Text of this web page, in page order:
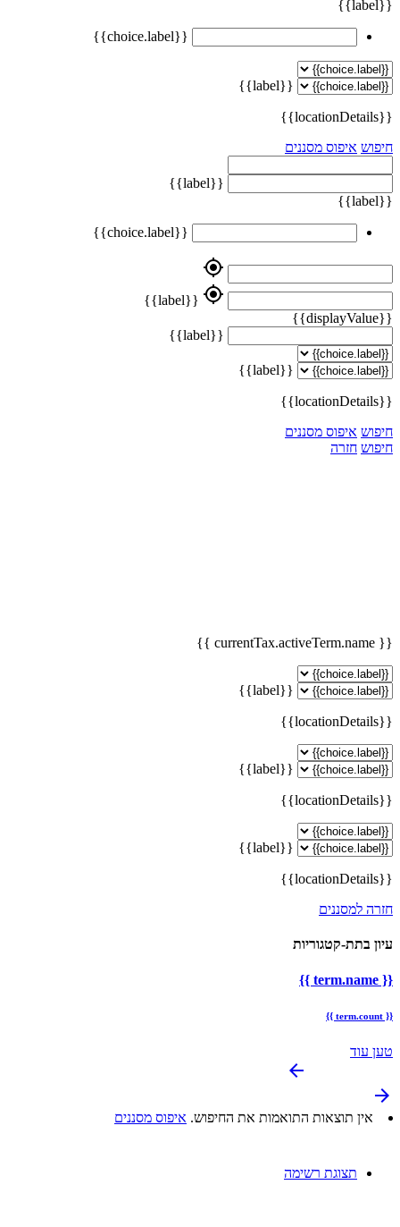
{{label}}
{{choice.label}}
{{label}}
{{locationDetails}}
חיפוש איפוס מסננים
{{label}}
{{label}}
{{choice.label}}
my_location
my_location
{{label}}
{{displayValue}}
{{label}}
{{label}}
{{locationDetails}}
חיפוש איפוס מסננים
חיפוש חזרה
{{ currentTax.activeTerm.name }}
{{label}}
{{locationDetails}}
{{label}}
{{locationDetails}}
{{label}}
{{locationDetails}}
חזרה למסננים
עיון בתת-קטגוריות
{{ term.name }}
{{ term.count }}
טען עוד
arrow_backward
arrow_forward
אין תוצאות התואמות את החיפוש. איפוס מסננים
תצוגת רשימה